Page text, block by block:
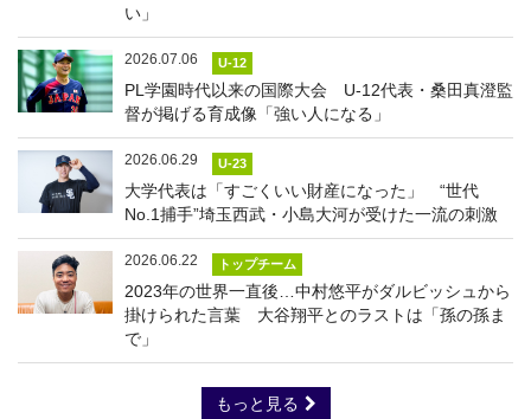
い」
2026.07.06 U-12
PL学園時代以来の国際大会 U-12代表・桑田真澄監
督が掲げる育成像「強い人になる」
2026.06.29 U-23
大学代表は「すごくいい財産になった」 “世代
No.1捕手”埼玉西武・小島大河が受けた一流の刺激
2026.06.22 トップチーム
2023年の世界一直後…中村悠平がダルビッシュから
掛けられた言葉 大谷翔平とのラストは「孫の孫ま
で」
もっと見る